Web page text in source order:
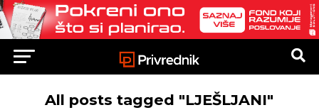
All posts tagged "LJEŠLJANI"